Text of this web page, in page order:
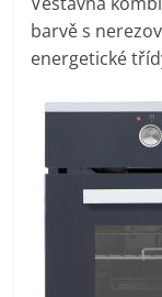
barvě s
energetické